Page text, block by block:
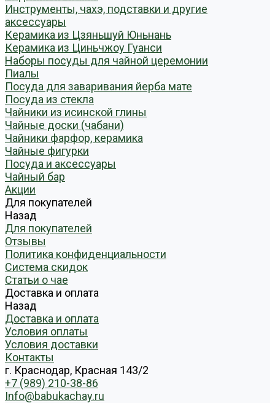
Инструменты, чахэ, подставки и другие
аксессуары
Керамика из Цзяньшуй Юньнань
Керамика из Циньчжоу Гуанси
Наборы посуды для чайной церемонии
Пиалы
Посуда для заваривания йерба мате
Посуда из стекла
Чайники из исинской глины
Чайные доски (чабани)
Чайники фарфор, керамика
Чайные фигурки
Посуда и аксессуары
Чайный бар
Акции
Для покупателей
Назад
Для покупателей
Отзывы
Политика конфиденциальности
Система скидок
Статьи о чае
Доставка и оплата
Назад
Доставка и оплата
Условия оплаты
Условия доставки
Контакты
г. Краснодар, Красная 143/2
+7 (989) 210-38-86
Info@babukachay.ru